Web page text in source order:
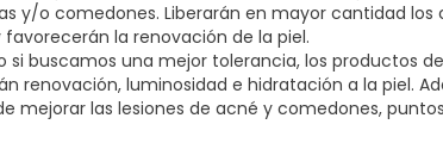
y/o comedones. Liberarán en mayor cantidad los
la renovación de la piel.
si buscamos una mejor tolerancia, los productos
renovación, luminosidad e hidratación a la piel.
mejorar las lesiones de acné y comedones,